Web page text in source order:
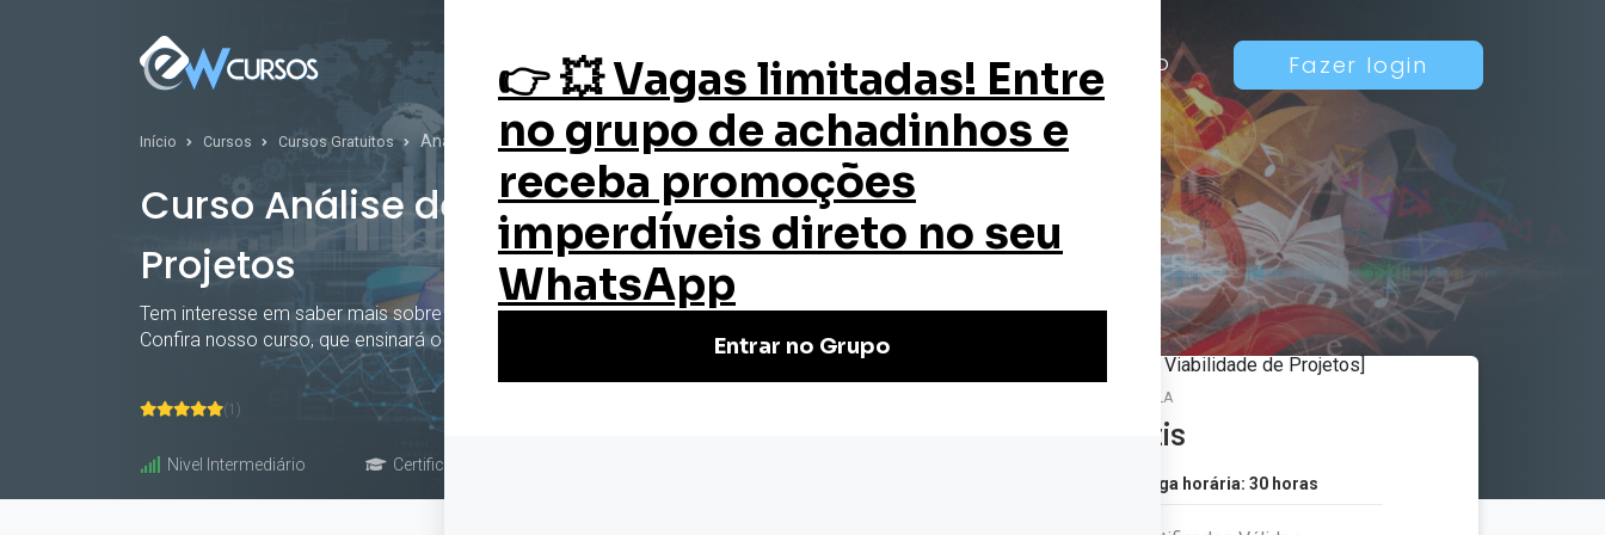
Cursos Quem Somos Certificado Blog Contato Fazer login
Início Cursos Cursos Gratuitos Análise de Viabilidade de Projetos
Curso Análise de Viabilidade de
Projetos
Tem interesse em saber mais sobre como analisar a viabilidade de um projeto?
Confira nosso curso, que ensinará o que precisará para tornar um projeto viável.
(1)
Nivel Intermediário Certificado: 30 horas
MATRÍCULA
Grátis
Carga horária: 30 horas